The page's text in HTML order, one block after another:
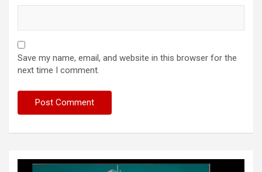
Save my name, email, and website in this browser for the
next time I comment.